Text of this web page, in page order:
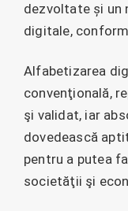
dezvoltate și un
digitale,
Alfabetizarea
convenţională,
şi validat, iar
dovedească
pentru a putea
societăţii şi